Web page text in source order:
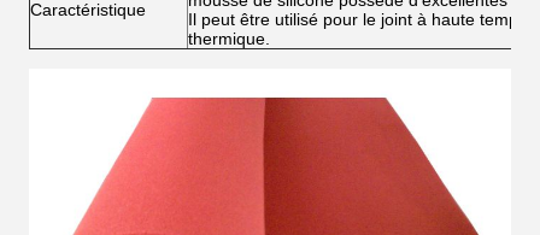
Caractéristique
Il peut être utilisé pour le joint à haute
thermique.